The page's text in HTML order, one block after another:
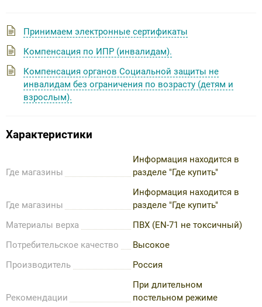
Принимаем электронные сертификаты
Компенсация по ИПР (инвалидам).
Компенсация органов Социальной защиты не
инвалидам без ограничения по возрасту (детям и
взрослым).
Характеристики
Где магазины
Информация находится в
разделе "Где купить"
Где магазины
Информация находится в
разделе "Где купить"
Материалы верха
ПВХ (EN-71 не токсичный)
Потребительское качество
Высокое
Производитель
Россия
Рекомендации
При длительном
постельном режиме